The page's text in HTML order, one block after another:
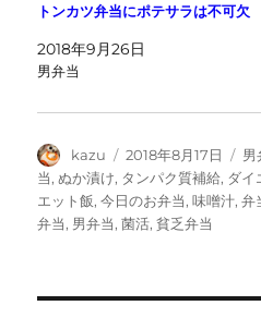
トンカツ弁当にポテサラは不可欠
2018年9月26日
男弁当
投
稿
者
kazu
投
稿
日:
2018年8月17日
カ
テ
ゴ
男
当,ぬか漬け, タンパク質補給, ダイ
エット飯,今日のお弁当,味噌汁,弁
弁当, 男弁当,菌活,貧乏弁当